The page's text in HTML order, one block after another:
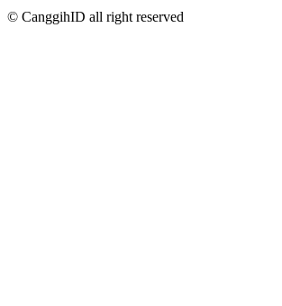
© CanggihID all right reserved